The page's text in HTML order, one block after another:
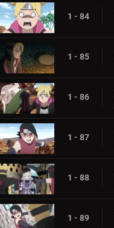
1 - 84
1 - 85
1 - 86
1 - 87
1 - 88
1 - 89